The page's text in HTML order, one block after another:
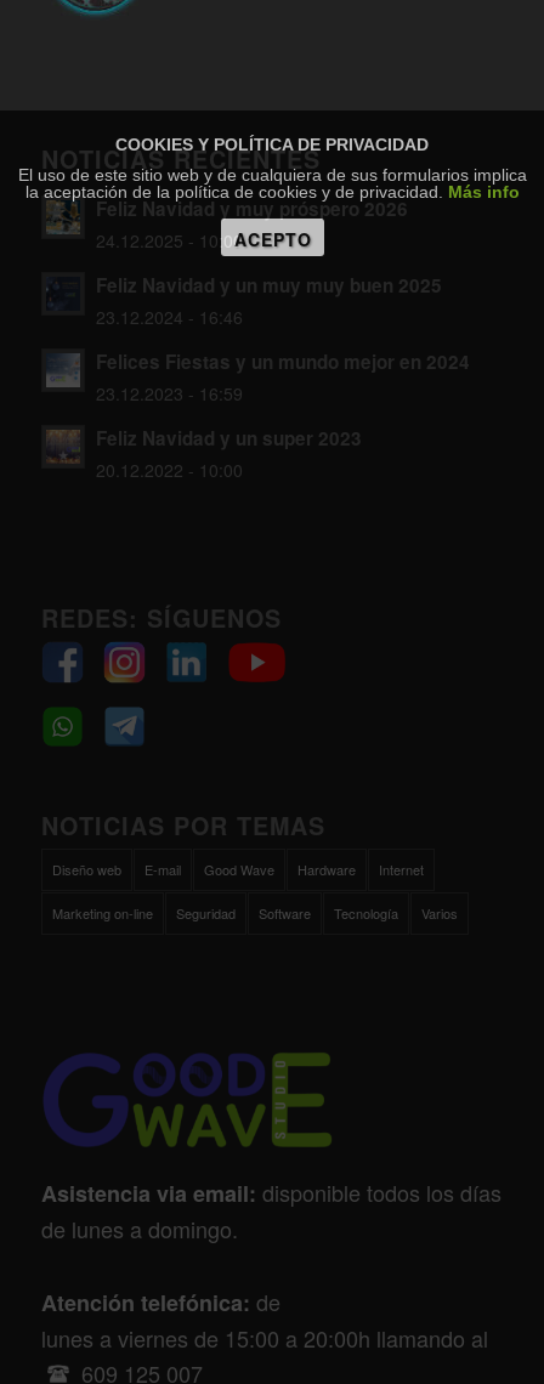
NOTICIAS RECIENTES
Feliz Navidad y muy próspero 2026
24.12.2025 - 10:00
Feliz Navidad y un muy muy buen 2025
23.12.2024 - 16:46
Felices Fiestas y un mundo mejor en 2024
23.12.2023 - 16:59
Feliz Navidad y un super 2023
20.12.2022 - 10:00
REDES: SÍGUENOS
NOTICIAS POR TEMAS
Diseño web E-mail Good Wave Hardware Internet
Marketing on-line Seguridad Software Tecnología Varios
Asistencia via email: disponible todos los días
de lunes a domingo.
Atención telefónica: de
lunes a viernes de 15:00 a 20:00h llamando al
609 125 007
COOKIES Y POLÍTICA DE PRIVACIDAD
El uso de este sitio web y de cualquiera de sus formularios implica
la aceptación de la política de cookies y de privacidad. Más info
ACEPTO